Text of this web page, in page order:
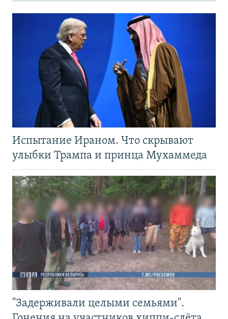
Испытание Ираном. Что скрывают
улыбки Трампа и принца Мухаммеда
"Задерживали целыми семьями".